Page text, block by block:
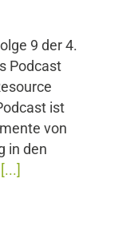
9 der 4.
Podcast
ist
von
in den
[...]